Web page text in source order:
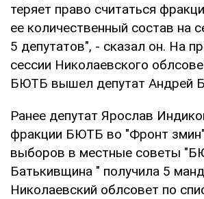
теряет право считаться
ее количественный состав на
5 депутатов", - сказал он. На
сессии Николаевского
БЮТБ вышел депутат Андрей
Ранее депутат Ярослав
фракции БЮТБ во "Фронт
выборов в местные советы
Батькивщина " получила 5
Николаевский облсовет по